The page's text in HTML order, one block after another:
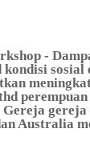
-
sosial
Gereja gereja
Australia